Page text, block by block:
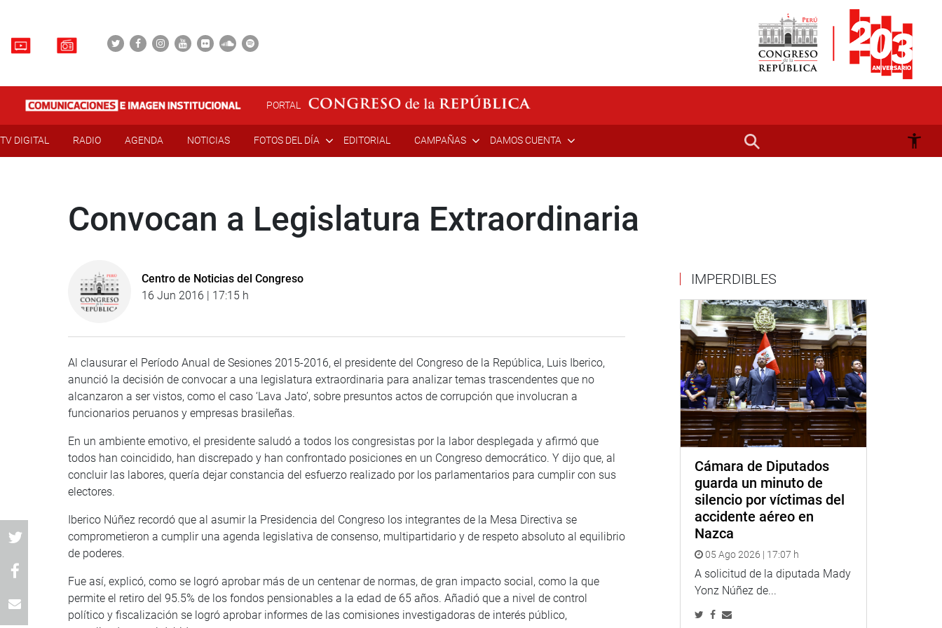
PORTAL
TV DIGITAL RADIO AGENDA NOTICIAS FOTOS DEL DÍA EDITORIAL CAMPAÑAS DAMOS CUENTA
Convocan a Legislatura Extraordinaria
Centro de Noticias del Congreso
16 Jun 2016 | 17:15 h
Al clausurar el Período Anual de Sesiones 2015-2016, el presidente del Congreso de la República, Luis Iberico,
anunció la decisión de convocar a una legislatura extraordinaria para analizar temas trascendentes que no
alcanzaron a ser vistos, como el caso ‘Lava Jato’, sobre presuntos actos de corrupción que involucran a
funcionarios peruanos y empresas brasileñas.
En un ambiente emotivo, el presidente saludó a todos los congresistas por la labor desplegada y afirmó que
todos han coincidido, han discrepado y han confrontado posiciones en un Congreso democrático. Y dijo que, al
concluir las labores, quería dejar constancia del esfuerzo realizado por los parlamentarios para cumplir con sus
electores.
Iberico Núñez recordó que al asumir la Presidencia del Congreso los integrantes de la Mesa Directiva se
comprometieron a cumplir una agenda legislativa de consenso, multipartidario y de respeto absoluto al equilibrio
de poderes.
Fue así, explicó, como se logró aprobar más de un centenar de normas, de gran impacto social, como la que
permite el retiro del 95.5% de los fondos pensionables a la edad de 65 años. Añadió que a nivel de control
político y fiscalización se logró aprobar informes de las comisiones investigadoras de interés público,
IMPERDIBLES
Cámara de Diputados
guarda un minuto de
silencio por víctimas del
accidente aéreo en
Nazca
05 Ago 2026 | 17:07 h
A solicitud de la diputada Mady
Yonz Núñez de...